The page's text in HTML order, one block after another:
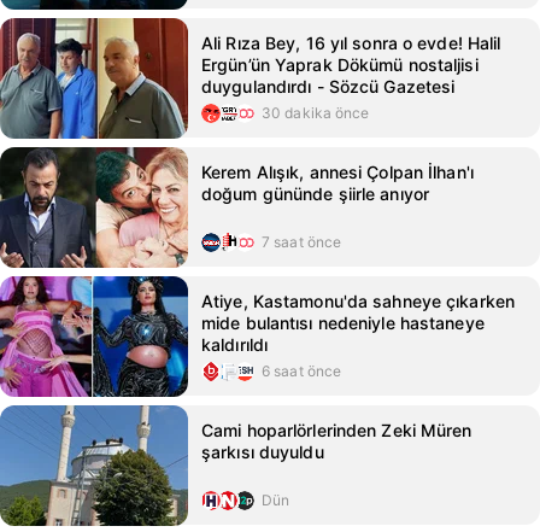
Ali Rıza Bey, 16 yıl sonra o evde! Halil
Ergün’ün Yaprak Dökümü nostaljisi
duygulandırdı - Sözcü Gazetesi
30 dakika önce
Kerem Alışık, annesi Çolpan İlhan'ı
doğum gününde şiirle anıyor
7 saat önce
Atiye, Kastamonu'da sahneye çıkarken
mide bulantısı nedeniyle hastaneye
kaldırıldı
6 saat önce
Cami hoparlörlerinden Zeki Müren
şarkısı duyuldu
Dün